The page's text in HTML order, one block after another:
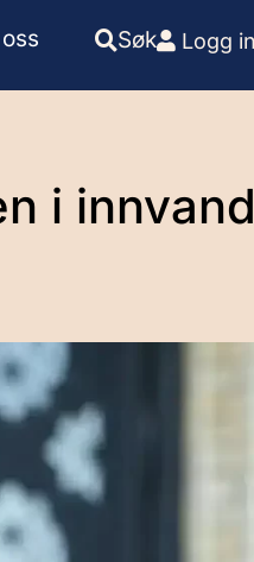
Søk Logg
i